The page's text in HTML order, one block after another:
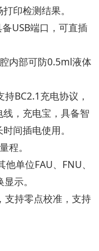
印检测结果。
USB端口，可直插
内部可防0.5ml液体
BC2.1充电协议，
，充电宝，具备智
间插电使用。
程。
单位FAU、FNU、
示。
支持零点校准，支持